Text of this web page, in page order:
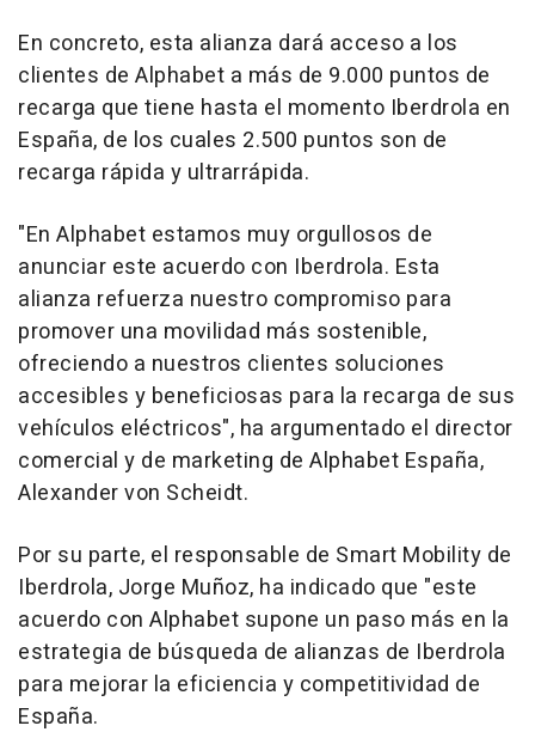
En concreto, esta alianza dará acceso a los
clientes de Alphabet a más de 9.000 puntos de
recarga que tiene hasta el momento Iberdrola en
España, de los cuales 2.500 puntos son de
recarga rápida y ultrarrápida.
"En Alphabet estamos muy orgullosos de
anunciar este acuerdo con Iberdrola. Esta
alianza refuerza nuestro compromiso para
promover una movilidad más sostenible,
ofreciendo a nuestros clientes soluciones
accesibles y beneficiosas para la recarga de sus
vehículos eléctricos", ha argumentado el director
comercial y de marketing de Alphabet España,
Alexander von Scheidt.
Por su parte, el responsable de Smart Mobility de
Iberdrola, Jorge Muñoz, ha indicado que "este
acuerdo con Alphabet supone un paso más en la
estrategia de búsqueda de alianzas de Iberdrola
para mejorar la eficiencia y competitividad de
España.